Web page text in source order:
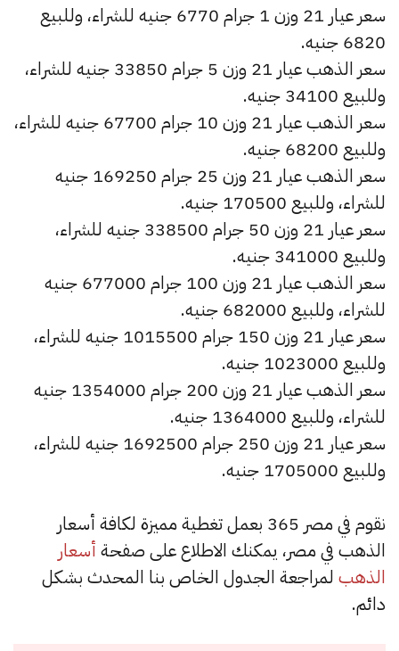
سعر عيار 21 وزن 1 جرام 6770 جنيه للشراء، وللبيع
6820 جنيه.
سعر الذهب عيار 21 وزن 5 جرام 33850 جنيه للشراء،
وللبيع 34100 جنيه.
سعر الذهب عيار 21 وزن 10 جرام 67700 جنيه للشراء،
وللبيع 68200 جنيه.
سعر الذهب عيار 21 وزن 25 جرام 169250 جنيه
للشراء، وللبيع 170500 جنيه.
سعر عيار 21 وزن 50 جرام 338500 جنيه للشراء،
وللبيع 341000 جنيه.
سعر الذهب عيار 21 وزن 100 جرام 677000 جنيه
للشراء، وللبيع 682000 جنيه.
سعر عيار 21 وزن 150 جرام 1015500 جنيه للشراء،
وللبيع 1023000 جنيه.
سعر الذهب عيار 21 وزن 200 جرام 1354000 جنيه
للشراء، وللبيع 1364000 جنيه.
سعر عيار 21 وزن 250 جرام 1692500 جنيه للشراء،
وللبيع 1705000 جنيه.
نقوم في مصر 365 بعمل تغطية مميزة لكافة أسعار
الذهب في مصر، يمكنك الاطلاع على صفحة أسعار
الذهب لمراجعة الجدول الخاص بنا المحدث بشكل
دائم.